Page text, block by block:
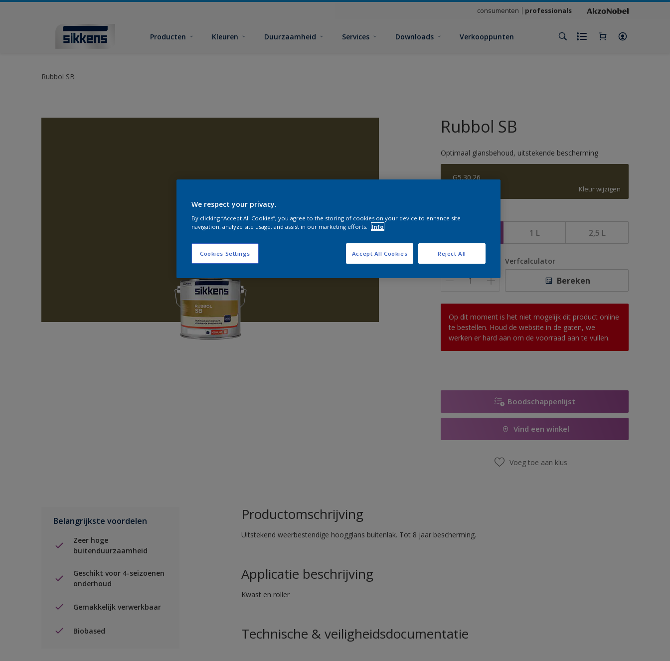
consumenten professionals
Producten Kleuren Duurzaamheid Services Downloads Verkooppunten
Rubbol SB
Rubbol SB
Optimaal glansbehoud, uitstekende bescherming
G5.30.26
Kleur wijzigen
Grootte
1 L 2,5 L
Verfcalculator
Bereken
Op dit moment is het niet mogelijk dit product online
te bestellen. Houd de website in de gaten, we
werken er hard aan om de voorraad aan te vullen.
Boodschappenlijst
Vind een winkel
Voeg toe aan klus
Belangrijkste voordelen
Zeer hoge
buitenduurzaamheid
Geschikt voor 4-seizoenen
onderhoud
Gemakkelijk verwerkbaar
Biobased
Productomschrijving
Uitstekend weerbestendige hoogglans buitenlak. Tot 8 jaar bescherming.
Applicatie beschrijving
Kwast en roller
Technische & veiligheidsdocumentatie
We respect your privacy.
By clicking “Accept All Cookies”, you agree to the storing of cookies on your device to enhance site
navigation, analyze site usage, and assist in our marketing efforts.
Info
Cookies Settings Reject All
Accept All Cookies